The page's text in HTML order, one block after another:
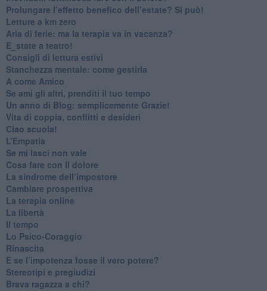
Prolungare l’effetto benefico dell’estate? Si può!
​Letture a km zero
​Aria di ferie: ma la terapia va in vacanza?
​E_state a teatro!
​Consigli di lettura estivi
​Stanchezza mentale: come gestirla
​A come Amico
​Se ami gli altri, prenditi il tuo tempo
​Un anno di Blog: semplicemente Grazie!
​Vita di coppia, conflitti e desideri
​Ciao scuola!
​L’Empatia
​Se mi lasci non vale
Cosa fare con il dolore
​La sindrome dell’impostore
​Cambiare prospettiva
La terapia online
La libertà
​Il tempo
​Lo Psico-Coraggio
Rinascita
​E se l’impotenza fosse il vero potere?
Stereotipi e pregiudizi
​Brava ragazza a chi?